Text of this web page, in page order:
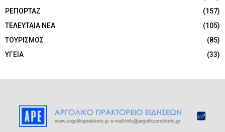
ΡΕΠΟΡΤΑΖ
(157)
ΤΕΛΕΥΤΑΙΑ ΝΕΑ
(105)
ΤΟΥΡΙΣΜΟΣ
(85)
ΥΓΕΙΑ
(33)